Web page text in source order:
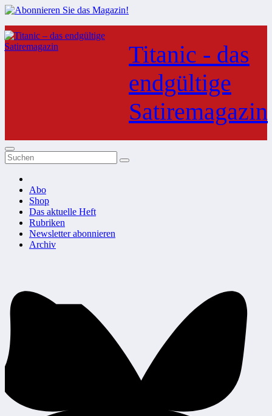
Zum
Inhalt
springen
Titanic - das
endgültige
Satiremagazin
Abo
Shop
Das aktuelle Heft
Rubriken
Newsletter abonnieren
Archiv